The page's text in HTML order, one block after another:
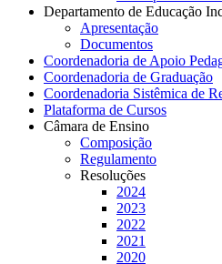
Departamento de Educação
Apresentação
Documentos
Coordenadoria de Apoio
Coordenadoria de Graduação
Coordenadoria Sistêmica de
Plataforma de Cursos
Câmara de Ensino
Composição
Regulamento
Resoluções
2024
2023
2022
2021
2020